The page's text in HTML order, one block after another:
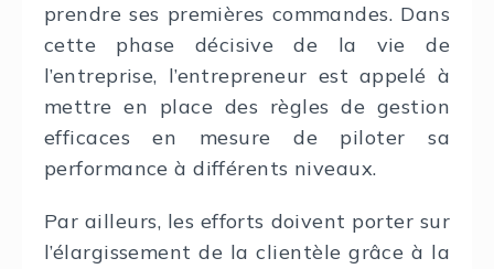
prendre ses premières commandes. Dans
cette phase décisive de la vie de
l’entreprise, l’entrepreneur est appelé à
mettre en place des règles de gestion
efficaces en mesure de piloter sa
performance à différents niveaux.
Par ailleurs, les efforts doivent porter sur
l’élargissement de la clientèle grâce à la